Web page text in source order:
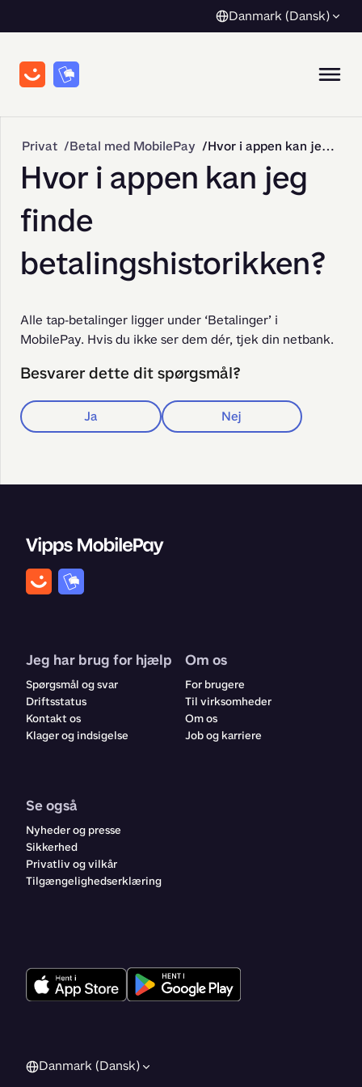
Danmark (Dansk)
Privat Betal med MobilePay Hvor i appen kan jeg finde betalingshistorikken?
Hvor i appen kan jeg
finde
betalingshistorikken?
Alle tap-betalinger ligger under ‘Betalinger’ i
MobilePay. Hvis du ikke ser dem dér, tjek din netbank.
Besvarer dette dit spørgsmål?
Ja Nej
Jeg har brug for hjælp
Spørgsmål og svar
Driftsstatus
Kontakt os
Klager og indsigelse
Om os
For brugere
Til virksomheder
Om os
Job og karriere
Se også
Nyheder og presse
Sikkerhed
Privatliv og vilkår
Tilgængelighedserklæring
Danmark (Dansk)